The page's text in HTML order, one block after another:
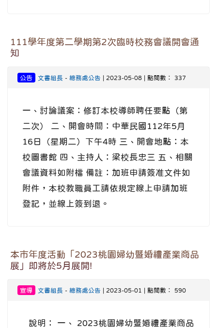
111學年度第二學期第2次臨時校務會議開會通
知
公告 文書組長 - 總務處公告 | 2023-05-08 | 點閱數： 337
一、討論議案：修訂本校導師聘任要點（第
二次） 二、開會時間：中華民國112年5月
16日（星期二）下午4時 三、開會地點：本
校圖書館 四、主持人：梁校長忠三 五、相關
會議資料如附檔 備註：加班申請簽准文件如
附件，本校教職員工請依規定線上申請加班
登記，並線上簽到退。
本市年度活動「2023桃園婦幼暨婚禮產業商品
展」即將於5月展開!
宣導 文書組長 - 總務處公告 | 2023-05-01 | 點閱數： 590
說明： 一、 2023桃園婦幼暨婚禮產業商品